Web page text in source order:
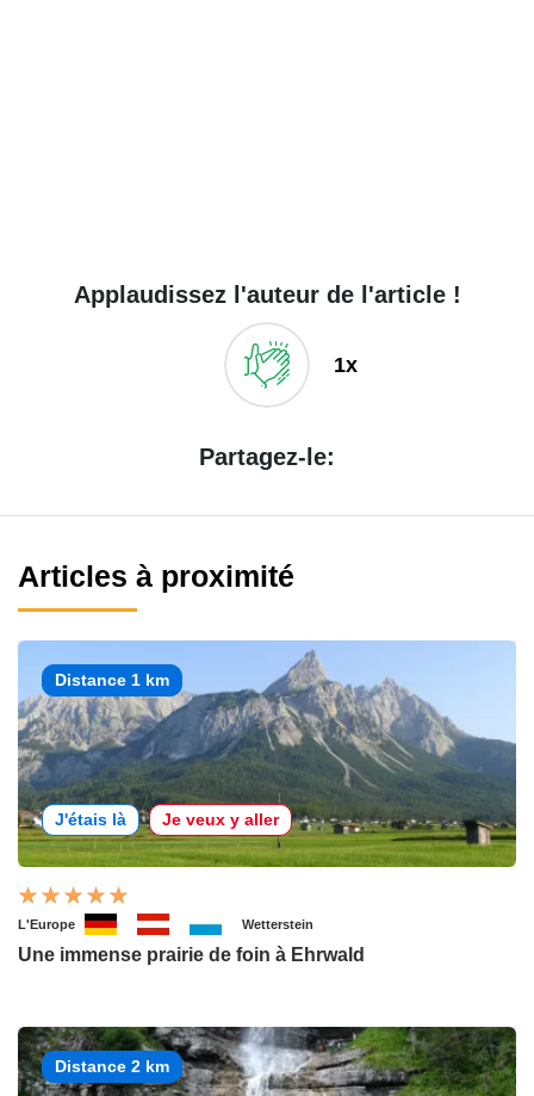
Applaudissez l'auteur de l'article !
1x
Partagez-le:
Articles à proximité
Distance 1 km
J'étais là Je veux y aller
L'Europe Wetterstein
Une immense prairie de foin à Ehrwald
Distance 2 km